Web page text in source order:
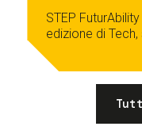
STEP
edizione di Tech,